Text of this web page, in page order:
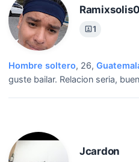
Ramixsolis0
1
Hombre soltero, 26,
guste bailar. Relacion seria,
Jcardon